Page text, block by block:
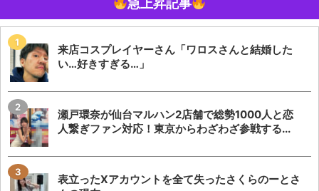
急上昇記事
来店コスプレイヤーさん「ワロスさんと結婚した
い…好きすぎる…」
瀬戸環奈が仙台マルハン2店舗で総勢1000人と恋
人繋ぎファン対応！東京からわざわざ参戦する...
表立ったXアカウントを全て失ったさくらのーとさ